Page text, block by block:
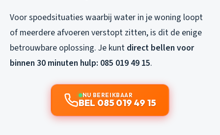
Voor spoedsituaties waarbij water in je woning loopt
of meerdere afvoeren verstopt zitten, is dit de enige
betrouwbare oplossing. Je kunt direct bellen voor
binnen 30 minuten hulp: 085 019 49 15.
NU BEREIKBAAR
BEL 085 019 49 15